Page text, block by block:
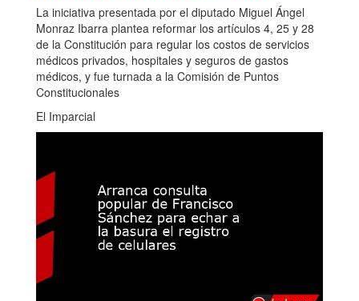
La iniciativa presentada por el diputado Miguel Ángel
Monraz Ibarra plantea reformar los artículos 4, 25 y 28
de la Constitución para regular los costos de servicios
médicos privados, hospitales y seguros de gastos
médicos, y fue turnada a la Comisión de Puntos
Constitucionales
El Imparcial